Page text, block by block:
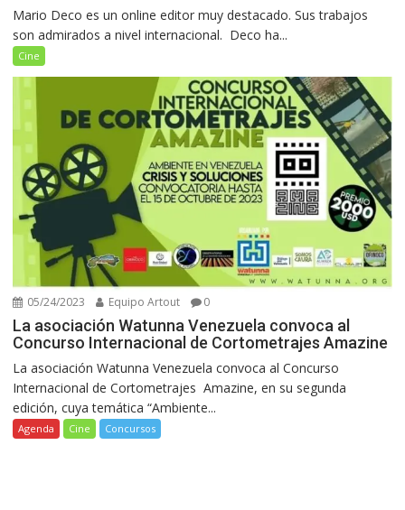
Mario Deco es un online editor muy destacado. Sus trabajos
son admirados a nivel internacional. Deco ha...
Cine
05/24/2023 Equipo Artout 0
La asociación Watunna Venezuela convoca al
Concurso Internacional de Cortometrajes Amazine
La asociación Watunna Venezuela convoca al Concurso
Internacional de Cortometrajes Amazine, en su segunda
edición, cuya temática “Ambiente...
Agenda Cine Concursos